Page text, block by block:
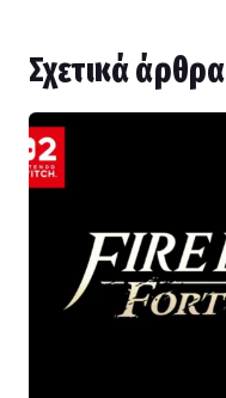
Σχετικά άρθρα